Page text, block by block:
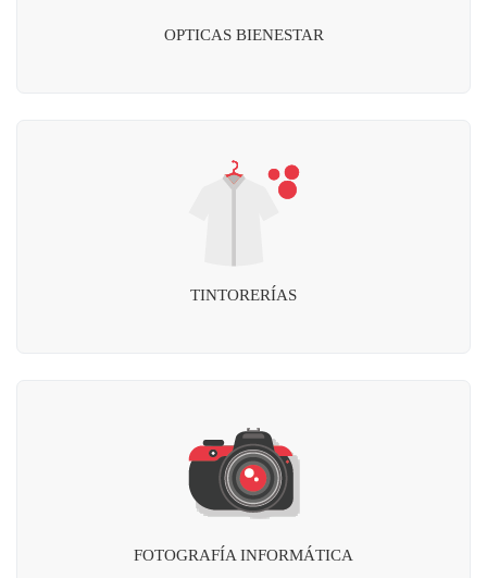
OPTICAS BIENESTAR
TINTORERÍAS
FOTOGRAFÍA INFORMÁTICA